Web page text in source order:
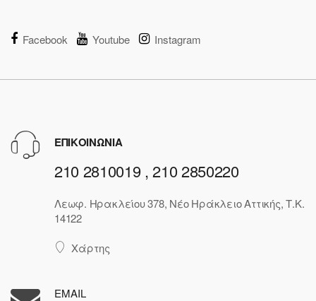
Facebook Youtube Instagram
ΕΠΙΚΟΙΝΩΝΙΑ
210 2810019 , 210 2850220
Λεωφ. Ηρακλείου 378, Νέο Ηράκλειο Αττικής, Τ.Κ.
14122
Χάρτης
EMAIL